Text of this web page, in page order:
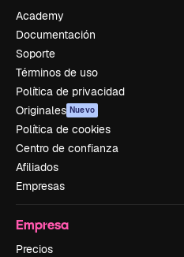
Academy
Documentación
Soporte
Términos de uso
Política de privacidad
Originales Nuevo
Política de cookies
Centro de confianza
Afiliados
Empresas
Empresa
Precios